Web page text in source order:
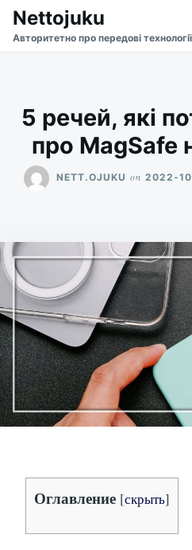
SkipSearch
for:
Nettojuku
Авторитетно про передові технології
5 речей, які
про MagSafe
NETT.OJUKU on 2022-
Оглавление [скрыть]